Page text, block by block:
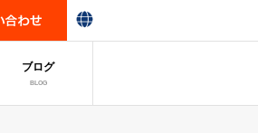
ブログ
BLOG